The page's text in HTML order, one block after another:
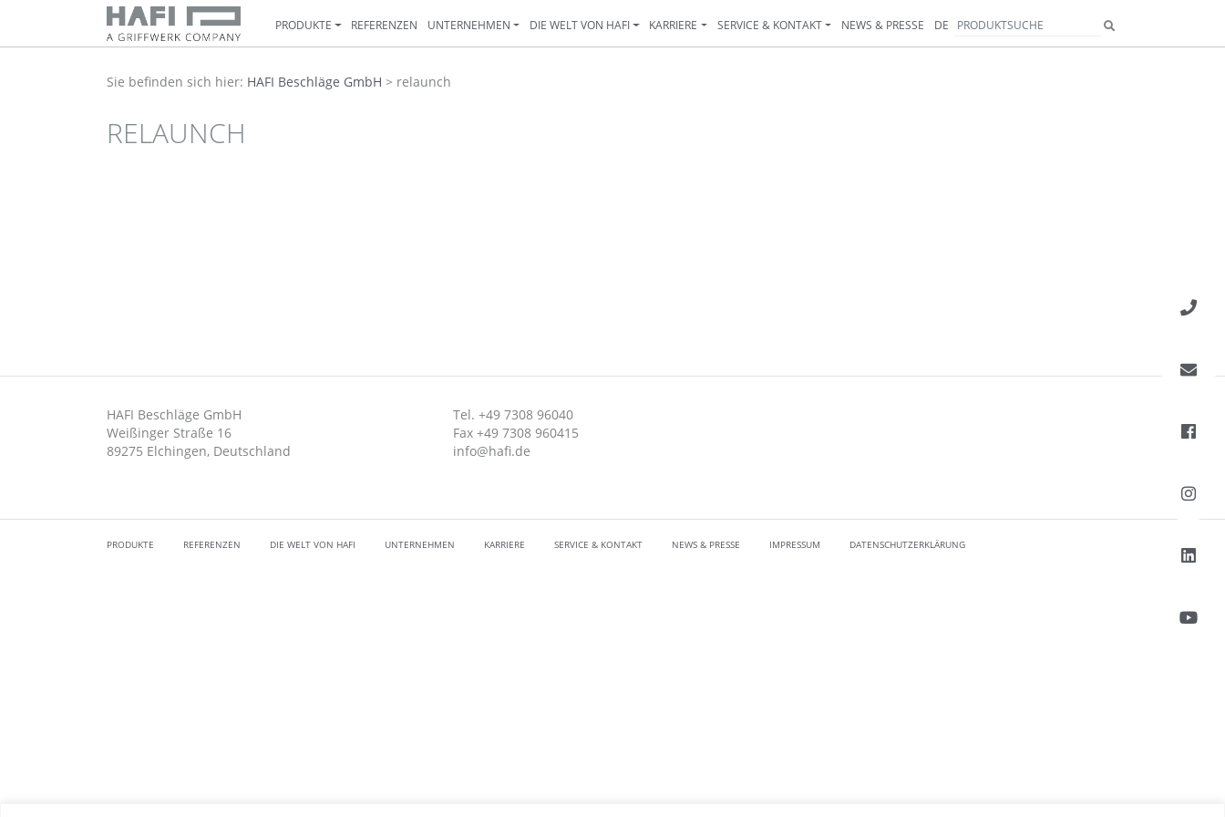
PRODUKTE REFERENZEN UNTERNEHMEN DIE WELT VON HAFI KARRIERE SERVICE & KONTAKT NEWS & PRESSE DE
Sie befinden sich hier: HAFI Beschläge GmbH > relaunch
RELAUNCH
HAFI Beschläge GmbH
Weißinger Straße 16
89275 Elchingen, Deutschland
Tel. +49 7308 96040
Fax +49 7308 960415
info@hafi.de
PRODUKTE REFERENZEN DIE WELT VON HAFI UNTERNEHMEN KARRIERE SERVICE & KONTAKT NEWS & PRESSE IMPRESSUM DATENSCHUTZERKLÄRUNG